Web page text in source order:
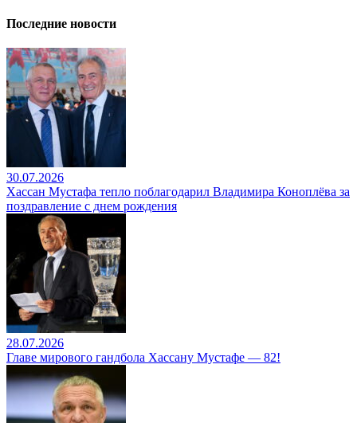
Последние новости
30.07.2026
Хассан Мустафа тепло поблагодарил Владимира Коноплёва за
поздравление с днем рождения
28.07.2026
Главе мирового гандбола Хассану Мустафе — 82!